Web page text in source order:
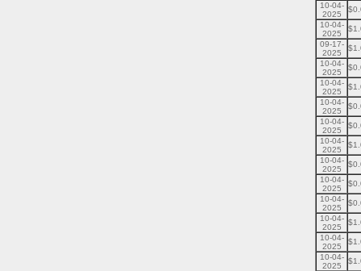
10-04-
2025
10-04-
2025
09-17-
2025
10-04-
2025
10-04-
2025
10-04-
2025
10-04-
2025
10-04-
2025
10-04-
2025
10-04-
2025
10-04-
2025
10-04-
2025
10-04-
2025
10-04-
2025